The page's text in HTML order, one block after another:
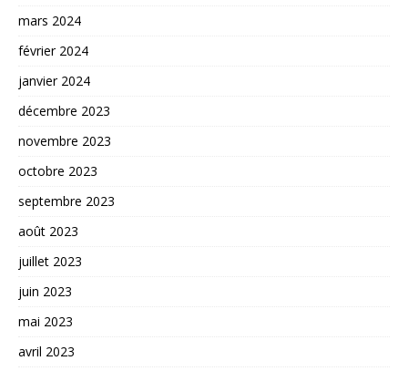
mars 2024
février 2024
janvier 2024
décembre 2023
novembre 2023
octobre 2023
septembre 2023
août 2023
juillet 2023
juin 2023
mai 2023
avril 2023